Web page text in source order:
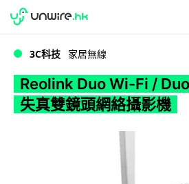
WWDC 2026
3C科技 家居無線
Reolink Duo Wi-Fi /
失真雙鏡頭網絡攝影機